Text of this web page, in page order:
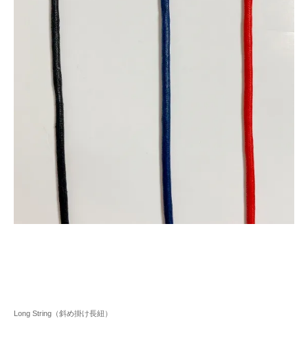
Long String（斜め掛け長紐）